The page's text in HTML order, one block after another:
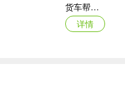
货车帮货主苹果版
详情